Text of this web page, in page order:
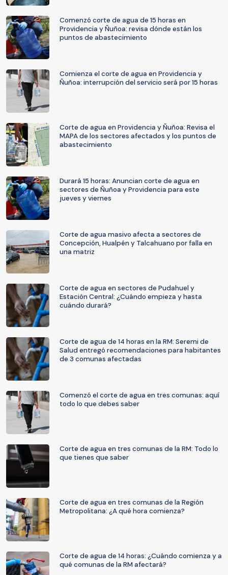
Comenzó corte de agua de 15 horas en
Providencia y Ñuñoa: revisa dónde están los
puntos de abastecimiento
Comienza el corte de agua en Providencia y
Ñuñoa: interrupción del servicio será por 15 horas
Corte de agua en Providencia y Ñuñoa: Revisa el
MAPA de los sectores afectados y los puntos de
abastecimiento
Durará 15 horas: Anuncian corte de agua en
sectores de Ñuñoa y Providencia para este
jueves y viernes
Corte de agua masivo afecta a sectores de
Concepción, Hualpén y Talcahuano por falla en
una matriz
Corte de agua en sectores de Pudahuel y
Estación Central: ¿Cuándo empieza y hasta
cuándo durará?
Corte de agua de 14 horas en la RM: Seremi de
Salud entregó recomendaciones para habitantes
de 3 comunas afectadas
Comenzó el corte de agua en tres comunas: aquí
todo lo que debes saber
Corte de agua en tres comunas de la RM: Todo lo
que tienes que saber
Corte de agua en tres comunas de la Región
Metropolitana: ¿A qué hora comienza?
Corte de agua de 14 horas: ¿Cuándo comienza y a
qué comunas de la RM afectará?